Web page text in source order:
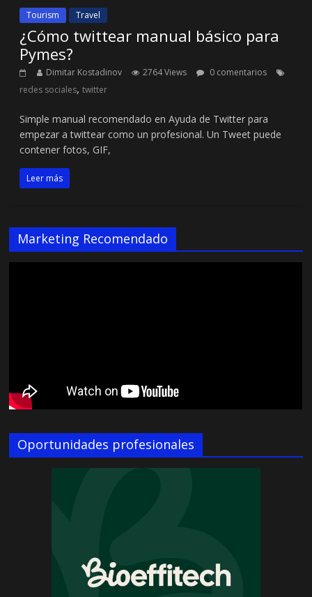
Tourism Travel
¿Cómo twittear manual básico para
Pymes?
Dimitar Kostadinov 2764 Views
0 comentarios
redes sociales,twitter
Simple manual recomendado en Ayuda de Twitter para
empezar a twittear como un profesional. Un Tweet puede
contener fotos, GIF,
Leer más
Marketing Recomendado
Oportunidades profesionales